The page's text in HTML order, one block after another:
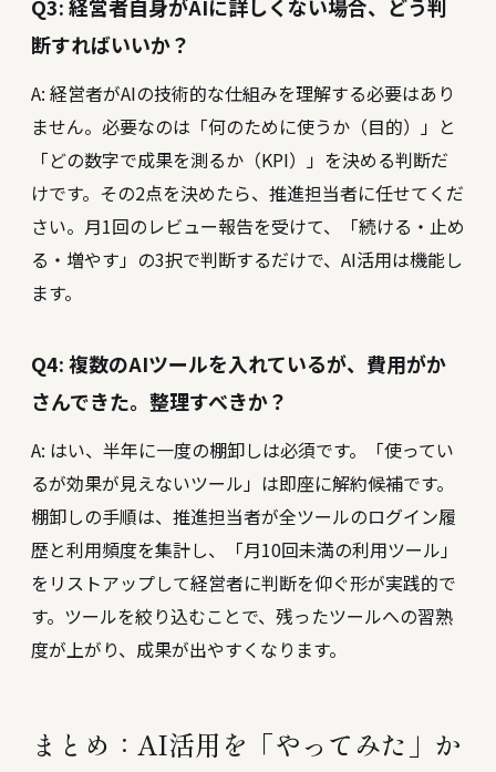
Q3: 経営者自身がAIに詳しくない場合、どう判
断すればいいか？
A: 経営者がAIの技術的な仕組みを理解する必要はあり
ません。必要なのは「何のために使うか（目的）」と
「どの数字で成果を測るか（KPI）」を決める判断だ
けです。その2点を決めたら、推進担当者に任せてくだ
さい。月1回のレビュー報告を受けて、「続ける・止め
る・増やす」の3択で判断するだけで、AI活用は機能し
ます。
Q4: 複数のAIツールを入れているが、費用がか
さんできた。整理すべきか？
A: はい、半年に一度の棚卸しは必須です。「使ってい
るが効果が見えないツール」は即座に解約候補です。
棚卸しの手順は、推進担当者が全ツールのログイン履
歴と利用頻度を集計し、「月10回未満の利用ツール」
をリストアップして経営者に判断を仰ぐ形が実践的で
す。ツールを絞り込むことで、残ったツールへの習熟
度が上がり、成果が出やすくなります。
まとめ：AI活用を「やってみた」か